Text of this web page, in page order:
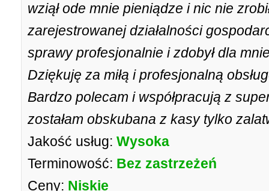
wziął ode mnie pieniądze i nic nie
zarejestrowanej działalności
sprawy profesjonalnie i zdobył dla
Dziękuję za miłą i profesjonalną
Bardzo polecam i współpracują z
zostałam obskubana z kasy tylko
Jakość usług: Wysoka
Terminowość: Bez zastrzeżeń
Ceny: Niskie